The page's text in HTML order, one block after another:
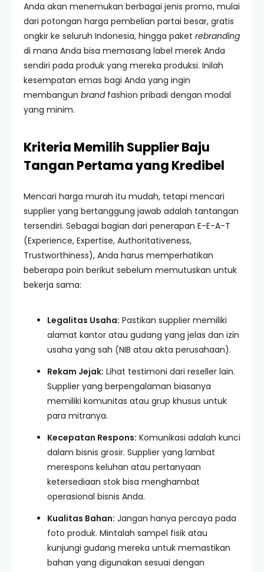
Anda akan menemukan berbagai jenis promo, mulai
dari potongan harga pembelian partai besar, gratis
ongkir ke seluruh Indonesia, hingga paket rebranding
di mana Anda bisa memasang label merek Anda
sendiri pada produk yang mereka produksi. Inilah
kesempatan emas bagi Anda yang ingin
membangun brandfashion pribadi dengan modal
yang minim.
Kriteria Memilih Supplier Baju
Tangan Pertama yang Kredibel
Mencari harga murah itu mudah, tetapi mencari
supplier yang bertanggung jawab adalah tantangan
tersendiri. Sebagai bagian dari penerapan E-E-A-T
(Experience, Expertise, Authoritativeness,
Trustworthiness), Anda harus memperhatikan
beberapa poin berikut sebelum memutuskan untuk
bekerja sama:
Legalitas Usaha: Pastikan supplier memiliki
alamat kantor atau gudang yang jelas dan izin
usaha yang sah (NIB atau akta perusahaan).
Rekam Jejak: Lihat testimoni dari reseller lain.
Supplier yang berpengalaman biasanya
memiliki komunitas atau grup khusus untuk
para mitranya.
Kecepatan Respons: Komunikasi adalah kunci
dalam bisnis grosir. Supplier yang lambat
merespons keluhan atau pertanyaan
ketersediaan stok bisa menghambat
operasional bisnis Anda.
Kualitas Bahan: Jangan hanya percaya pada
foto produk. Mintalah sampel fisik atau
kunjungi gudang mereka untuk memastikan
bahan yang digunakan sesuai dengan